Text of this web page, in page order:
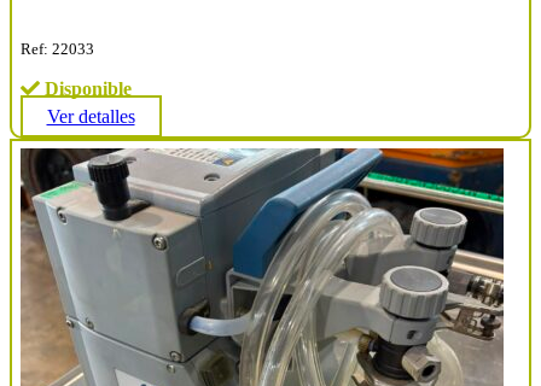
Ref: 22033
Disponible
Ver detalles